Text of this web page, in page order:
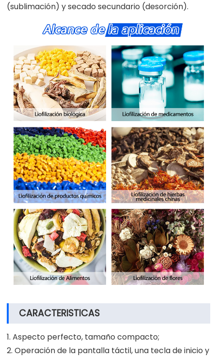
(sublimación) y secado secundario (desorción).
CARACTERISTICAS
1. Aspecto perfecto, tamaño compacto;
2. Operación de la pantalla táctil, una tecla de inicio y